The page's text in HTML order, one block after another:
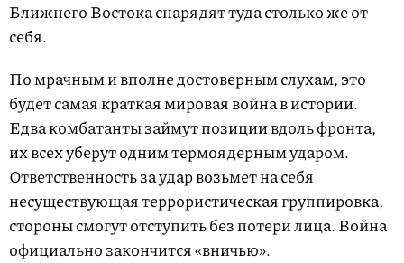
Ближнего Востока снарядят туда столько же от
себя.
По мрачным и вполне достоверным слухам, это
будет самая краткая мировая война в истории.
Едва комбатанты займут позиции вдоль фронта,
их всех уберут одним термоядерным ударом.
Ответственность за удар возьмет на себя
несуществующая террористическая группировка,
стороны смогут отступить без потери лица. Война
официально закончится «вничью».